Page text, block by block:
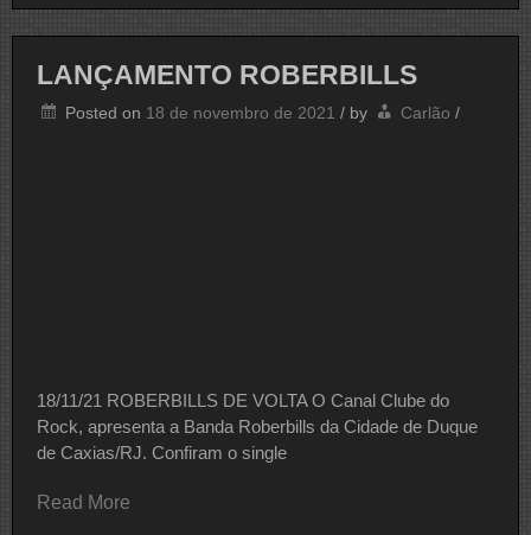
ROYAL
LANÇAMENTO ROBERBILLS
Posted on 18 de novembro de 2021 / by Carlão /
18/11/21 ROBERBILLS DE VOLTA O Canal Clube do
Rock, apresenta a Banda Roberbills da Cidade de Duque
de Caxias/RJ. Confiram o single
Read More